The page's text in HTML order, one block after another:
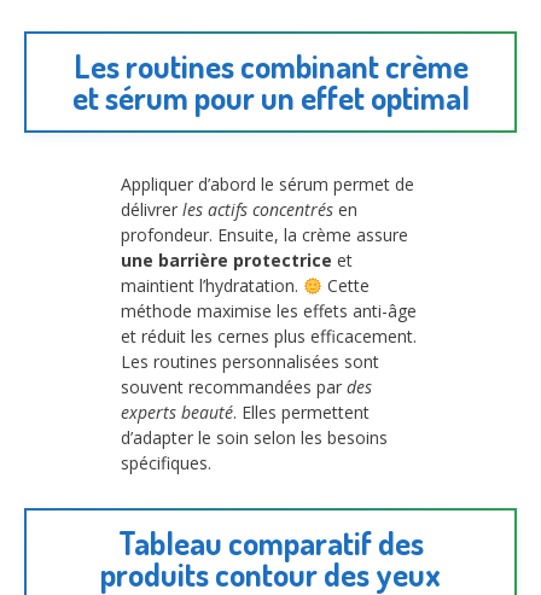
Les routines combinant crème
et sérum pour un effet optimal
Appliquer d’abord le sérum permet de
délivrer les actifs concentrés en
profondeur. Ensuite, la crème assure
une barrière protectrice et
maintient l’hydratation.
Cette
méthode maximise les effets anti-âge
et réduit les cernes plus efficacement.
Les routines personnalisées sont
souvent recommandées par des
experts beauté. Elles permettent
d’adapter le soin selon les besoins
spécifiques.
Tableau comparatif des
produits contour des yeux